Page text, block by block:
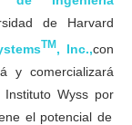
de Harvard
TM, Inc.,con
y comercializará
Instituto Wyss por
el potencial de